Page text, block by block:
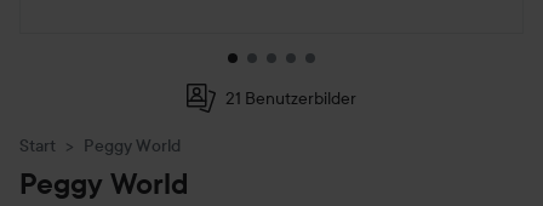
21 Benutzerbilder
Start Peggy World
Peggy World